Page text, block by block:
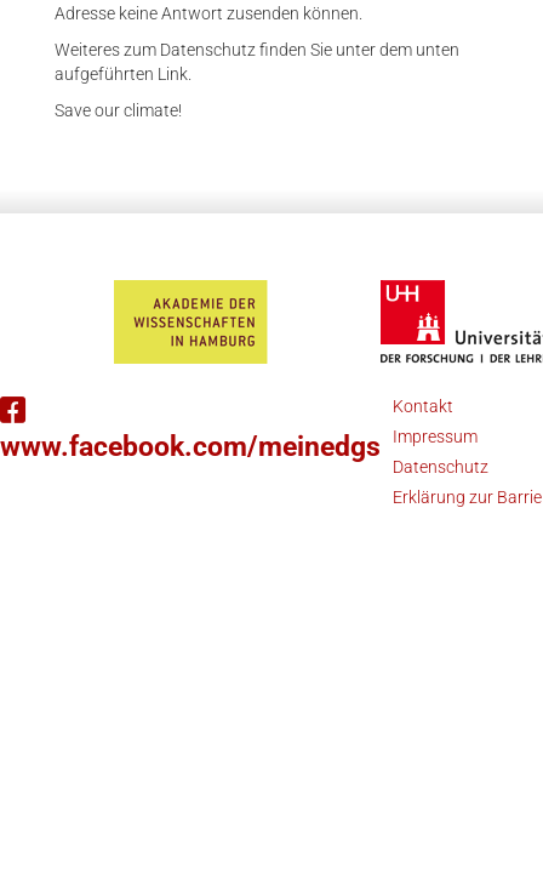
Adresse keine Antwort zusenden können.
Weiteres zum Datenschutz finden Sie unter dem unten
aufgeführten Link.
Save our climate!
www.facebook.com/meinedgs
Kontakt
Impressum
Datenschutz
Erklärung zur